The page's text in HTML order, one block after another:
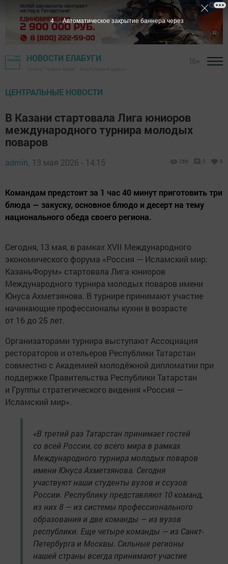
НОВОСТИ ЕЛАБУГИ
ЦЕНТРАЛЬНЫЕ НОВОСТИ
В Казани стартовала Лига юниоров
международного турнира молодых
поваров
admin, 13 мая 2026 - 14:15 266 0 0
Командам предстоит за 1 час 40 минут приготовить три
блюда — закуску, основное блюдо и десерт на тему
национального обеда своего региона.
Сегодня, 13 мая, в рамках XVII Международного
экономического форума «Россия — Исламский мир:
КазаньФорум» стартовала Лига юниоров
Международного турнира молодых поваров имени
Юнуса Ахметзянова. В турнире принимают участие
начинающие профессионалы кухни в возрасте
от 16 до 25 лет.
Организаторами турнира выступают Ассоциация
рестораторов и отельеров Республики Татарстан
совместно с Академией молодёжной дипломатии при
поддержке Правительства Республики Татарстан
и Группы стратегического видения «Россия —
Исламский мир».
«В третий раз Татарстан принимает гостей
со всей России, со всего мира в рамках
Международного турнира молодых поваров
имени Юнуса Ахметзянова. Сегодня
участвуют наши студенты вузов и ссузов
России. Республику представляют 10 команд,
из них 8 — из системы профессионального
образования и две команды — из вузов
республики. Еще четыре команды — из Санкт-
Петербурга и Москвы. Сильные регионы
нашей страны всегда принимают участие
3 Автоматическое закрытие баннера через